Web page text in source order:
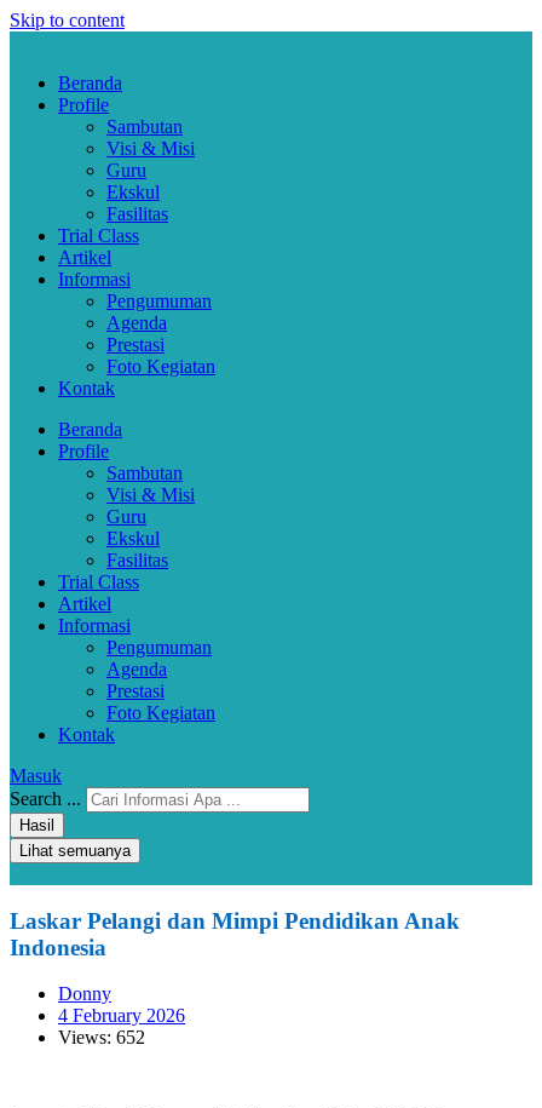
Skip to content
Beranda
Profile
Sambutan
Visi & Misi
Guru
Ekskul
Fasilitas
Trial Class
Artikel
Informasi
Pengumuman
Agenda
Prestasi
Foto Kegiatan
Kontak
Beranda
Profile
Sambutan
Visi & Misi
Guru
Ekskul
Fasilitas
Trial Class
Artikel
Informasi
Pengumuman
Agenda
Prestasi
Foto Kegiatan
Kontak
Masuk
Search ...
Hasil
Lihat semuanya
Laskar Pelangi dan Mimpi Pendidikan Anak
Indonesia
Donny
4 February 2026
Views: 652